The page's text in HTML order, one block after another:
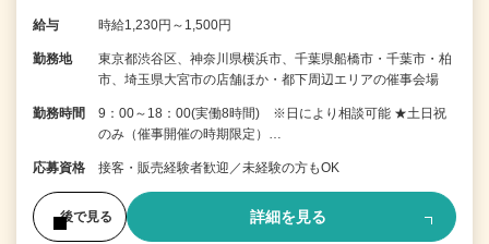
給与 時給1,230円～1,500円
勤務地
東京都渋谷区、神奈川県横浜市、千葉県船橋市・千葉市・柏
市、埼玉県大宮市の店舗ほか・都下周辺エリアの催事会場
勤務時間
9：00～18：00(実働8時間) ※日により相談可能 ★土日祝
のみ（催事開催の時期限定）…
応募資格 接客・販売経験者歓迎／未経験の方もOK
後で見る 詳細を見る